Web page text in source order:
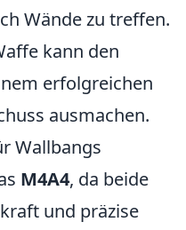
Wände zu treffen.
kann den
erfolgreichen
ausmachen.
Wallbangs
M4A4, da beide
und präzise